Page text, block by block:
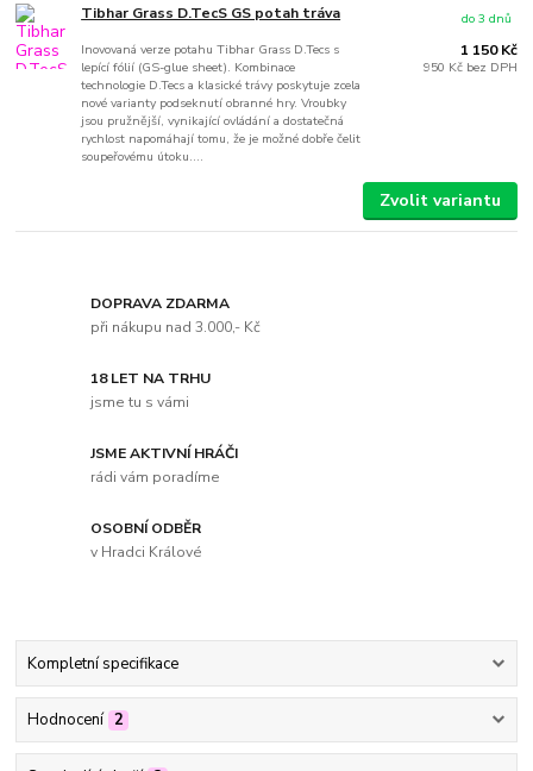
Tibhar Grass D.TecS GS potah tráva
Inovovaná verze potahu Tibhar Grass D.Tecs s
lepící fólií (GS-glue sheet). Kombinace
technologie D.Tecs a klasické trávy poskytuje zcela
nové varianty podseknutí obranné hry. Vroubky
jsou pružnější, vynikající ovládání a dostatečná
rychlost napomáhají tomu, že je možné dobře čelit
soupeřovému útoku....
1 150 Kč
950 Kč bez DPH
do 3 dnů
Zvolit variantu
DOPRAVA ZDARMA
při nákupu nad 3.000,- Kč
18 LET NA TRHU
jsme tu s vámi
JSME AKTIVNÍ HRÁČI
rádi vám poradíme
OSOBNÍ ODBĚR
v Hradci Králové
Kompletní specifikace
Hodnocení 2